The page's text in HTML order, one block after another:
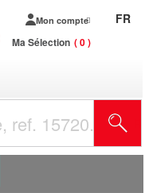
Mon compte
Ma Sélection 0
FR